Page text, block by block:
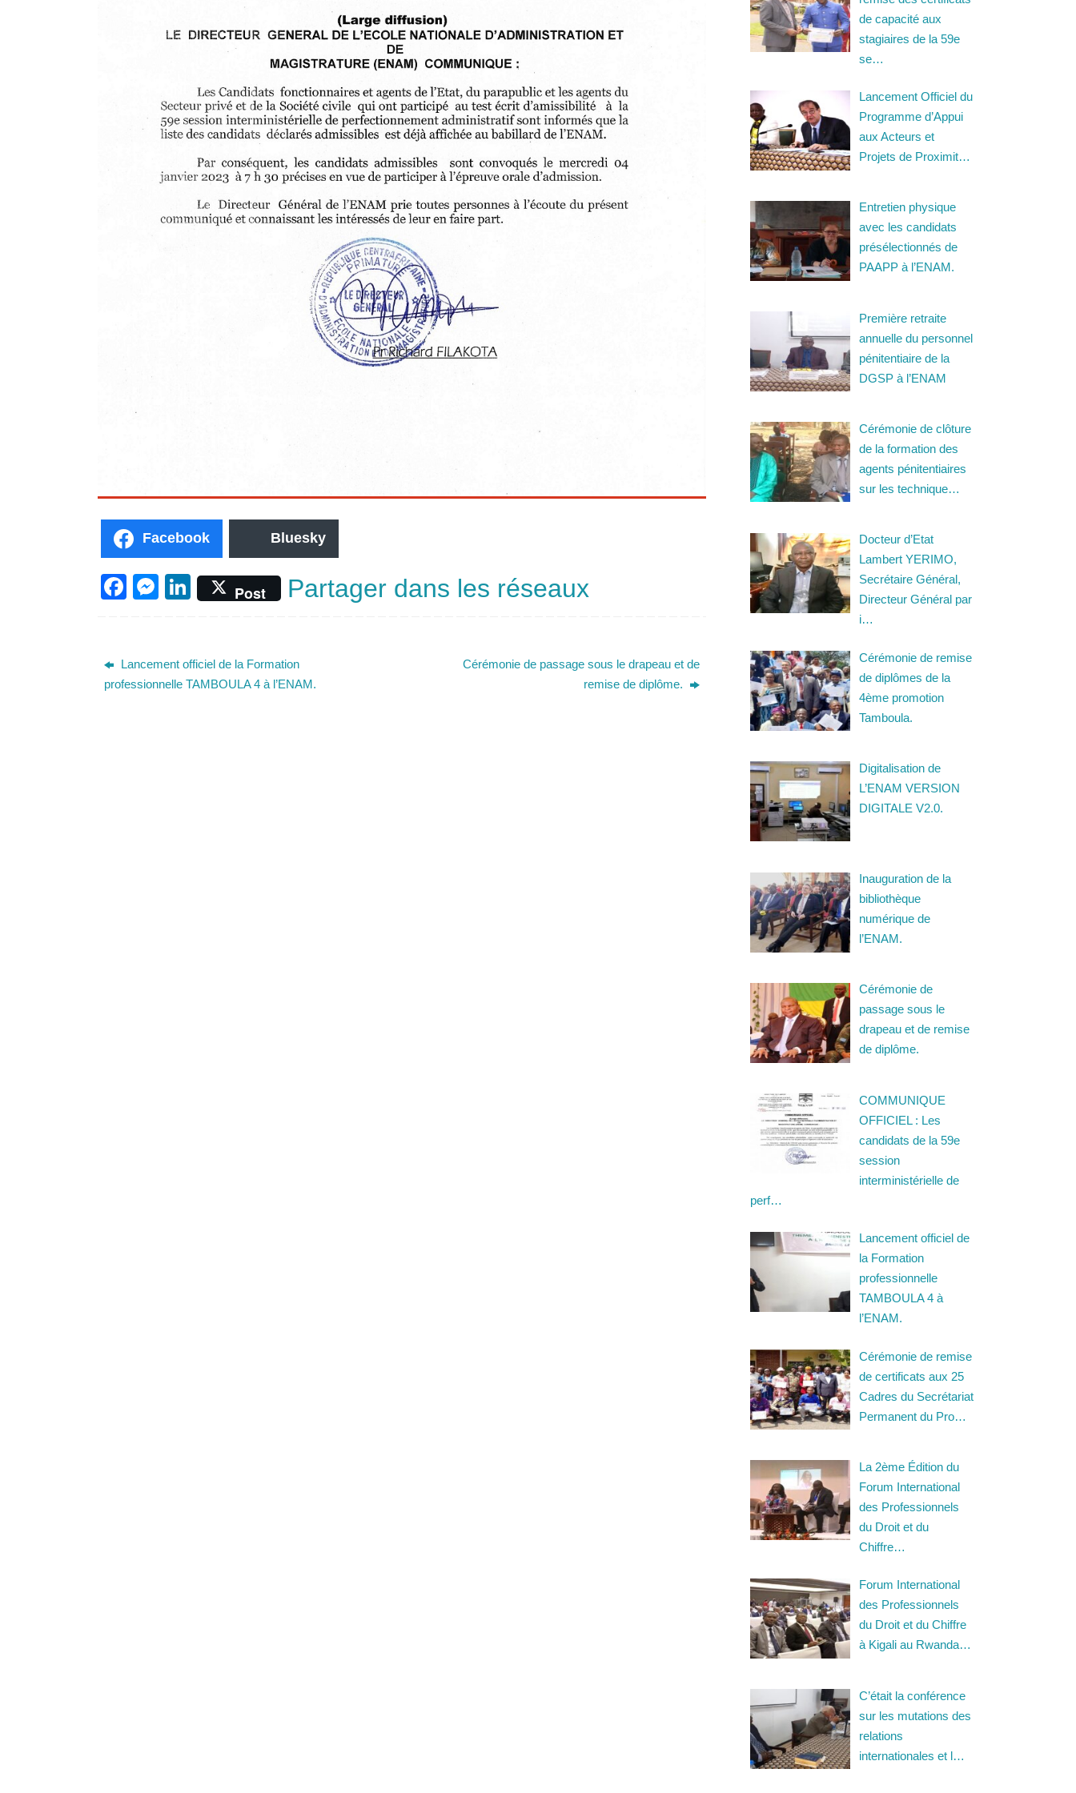
Facebook Bluesky
F
e
b
M
e
n
Li
e
dI
Post Partager dans les réseaux
Lancement officiel de la Formation
professionnelle TAMBOULA 4 à l’ENAM.
Cérémonie de passage sous le drapeau et de
remise de diplôme.
de capacité aux
stagiaires de la 59e
se…
Lancement Officiel du
Programme d’Appui
aux Acteurs et
Projets de Proximit…
Entretien physique
avec les candidats
présélectionnés de
PAAPP à l’ENAM.
Première retraite
annuelle du personnel
pénitentiaire de la
DGSP à l’ENAM
Cérémonie de clôture
de la formation des
agents pénitentiaires
sur les technique…
Docteur d’Etat
Lambert YERIMO,
Secrétaire Général,
Directeur Général par
i…
Cérémonie de remise
de diplômes de la
4ème promotion
Tamboula.
Digitalisation de
L’ENAM VERSION
DIGITALE V2.0.
Inauguration de la
bibliothèque
numérique de
l’ENAM.
Cérémonie de
passage sous le
drapeau et de remise
de diplôme.
COMMUNIQUE
OFFICIEL : Les
candidats de la 59e
session
interministérielle de
perf…
Lancement officiel de
la Formation
professionnelle
TAMBOULA 4 à
l’ENAM.
Cérémonie de remise
de certificats aux 25
Cadres du Secrétariat
Permanent du Pro…
La 2ème Édition du
Forum International
des Professionnels
du Droit et du
Chiffre…
Forum International
des Professionnels
du Droit et du Chiffre
à Kigali au Rwanda…
C’était la conférence
sur les mutations des
relations
internationales et l…